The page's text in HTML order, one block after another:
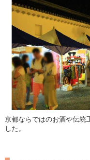
京都ならではのお酒や伝統
した。